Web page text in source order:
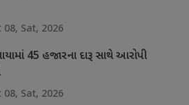
Sat, 2026
45 હજારના દારૂ સાથે આરોપી
Sat, 2026